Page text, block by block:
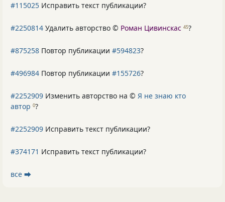
#115025 Исправить текст публикации?
#2250814 Удалить авторство © Роман Цивинскас 45?
#875258 Повтор публикации #594823?
#496984 Повтор публикации #155726?
#2252909 Изменить авторство на © Я не знаю кто
автор 0?
#2252909 Исправить текст публикации?
#374171 Исправить текст публикации?
все ⮕